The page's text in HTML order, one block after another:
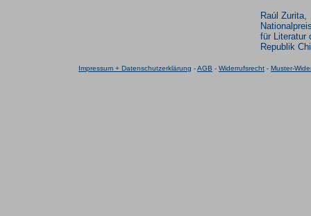
Raúl Zurita,
für Literatur
Republik
Impressum + Datenschutzerklärung -AGB - Widerrufsrecht - Muster-